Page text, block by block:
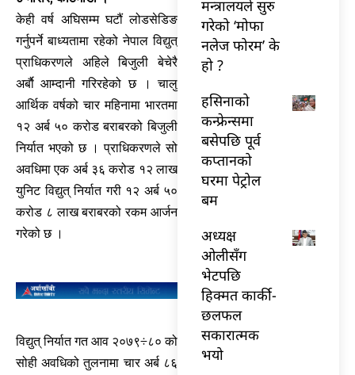
केही वर्ष अघिसम्म घटौं लोडसेडिङ
गर्नुपर्ने बाध्यतामा रहेको नेपाल विद्युत्
प्राधिकरणले अहिले बिजुली बेचेरै
अर्बाै आम्दानी गरिरहेको छ । चालु
आर्थिक वर्षको चार महिनामा भारतमा
१२ अर्ब ५० करोड बराबरको बिजुली
निर्यात भएको छ । प्राधिकरणले सो
अवधिमा एक अर्ब ३६ करोड १२ लाख
युनिट विद्युत् निर्यात गरी १२ अर्ब ५०
करोड ८ लाख बराबरको रकम आर्जन
गरेको छ ।
विद्युत् निर्यात गत आव २०७९÷८० को
सोही अवधिको तुलनामा चार अर्ब ८६
मन्त्रालयले सुरु
गरेको ‘मोफा
नलेज फोरम’ के
हो ?
हसिनाको
कन्फ्रेन्समा
बसेपछि पूर्व
कप्तानको
घरमा पेट्रोल
बम
अध्यक्ष
ओलीसँग
भेटपछि
हिक्मत कार्की-
छलफल
सकारात्मक
भयो